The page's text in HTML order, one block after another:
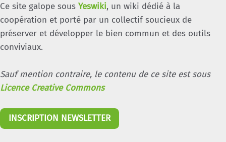
Ce site galope sous Yeswiki, un wiki dédié à la
coopération et porté par un collectif soucieux de
préserver et développer le bien commun et des outils
conviviaux.
Sauf mention contraire, le contenu de ce site est sous
Licence Creative Commons
INSCRIPTION NEWSLETTER